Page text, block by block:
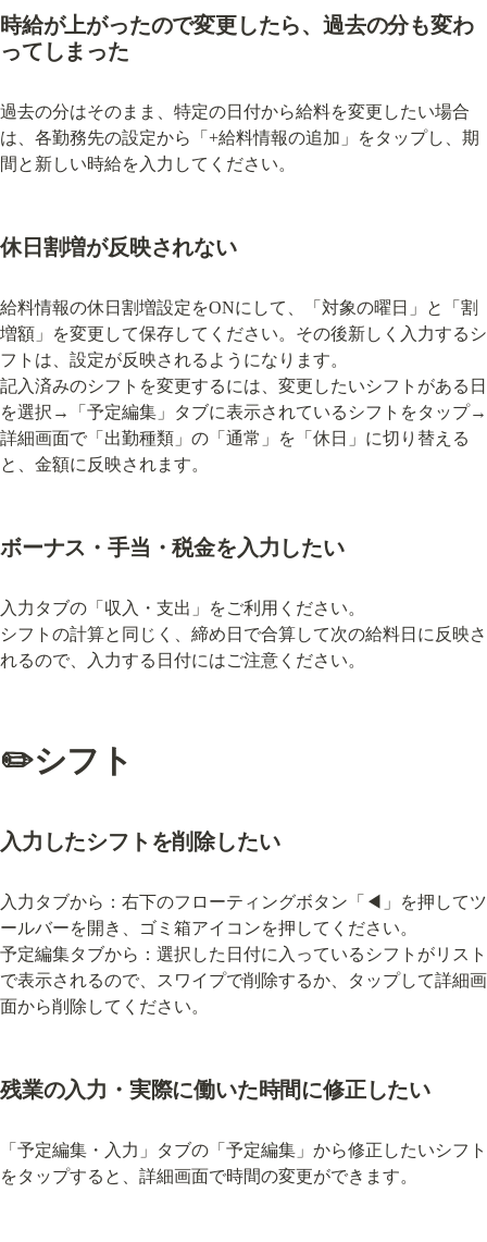
時給が上がったので変更したら、過去の分も変わ
ってしまった
過去の分はそのまま、特定の日付から給料を変更したい場合
は、各勤務先の設定から「+給料情報の追加」をタップし、期
間と新しい時給を入力してください。
休日割増が反映されない
給料情報の休日割増設定をONにして、「対象の曜日」と「割
増額」を変更して保存してください。その後新しく入力するシ
フトは、設定が反映されるようになります。
記入済みのシフトを変更するには、変更したいシフトがある日
を選択→「予定編集」タブに表示されているシフトをタップ→
詳細画面で「出勤種類」の「通常」を「休日」に切り替える
と、金額に反映されます。
ボーナス・手当・税金を入力したい
入力タブの「収入・支出」をご利用ください。
シフトの計算と同じく、締め日で合算して次の給料日に反映さ
れるので、入力する日付にはご注意ください。
✏️シフト
入力したシフトを削除したい
入力タブから：右下のフローティングボタン「◀︎」を押してツ
ールバーを開き、ゴミ箱アイコンを押してください。
予定編集タブから：選択した日付に入っているシフトがリスト
で表示されるので、スワイプで削除するか、タップして詳細画
面から削除してください。
残業の入力・実際に働いた時間に修正したい
「予定編集・入力」タブの「予定編集」から修正したいシフト
をタップすると、詳細画面で時間の変更ができます。